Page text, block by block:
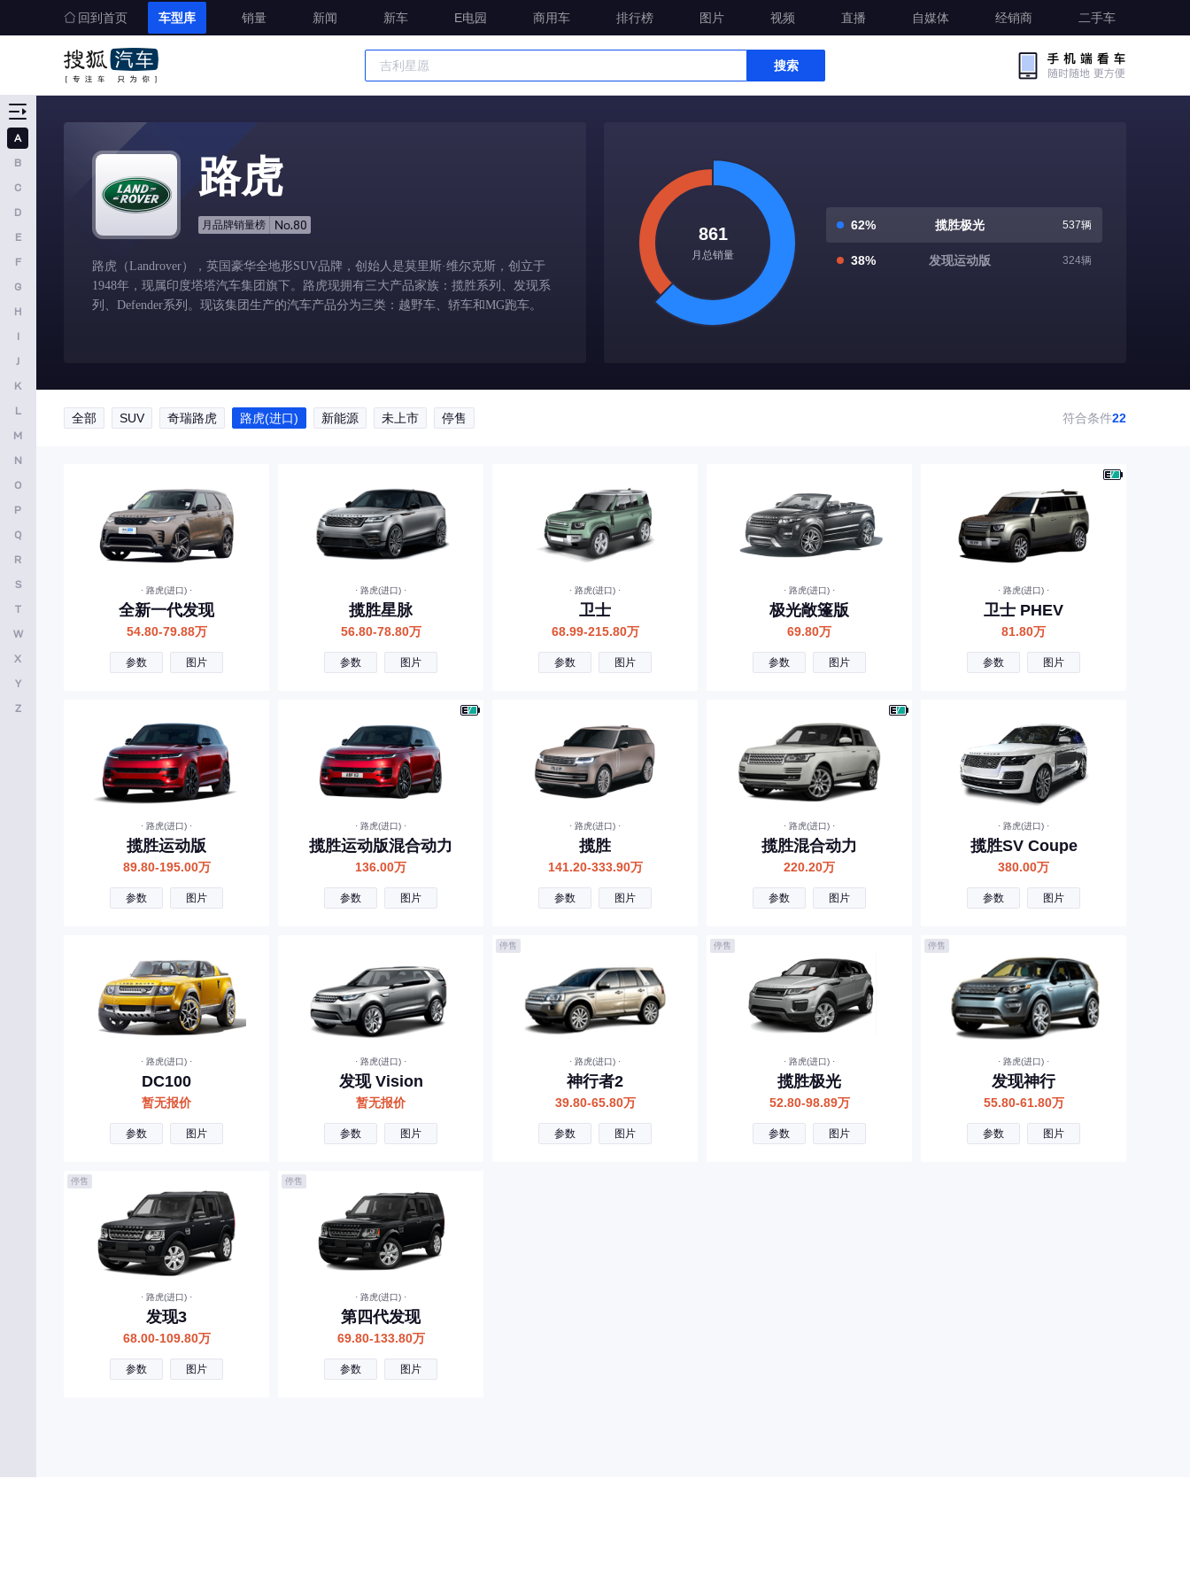
回到首页 车型库 销量 新闻 新车 E电园 商用车 排行榜 图片 视频 直播 自媒体 经销商 二手车
搜索
路虎
月品牌销量榜 No.80
路虎（Landrover），英国豪华全地形SUV品牌，创始人是莫里斯·维尔克斯，创立于
1948年，现属印度塔塔汽车集团旗下。路虎现拥有三大产品家族：揽胜系列、发现系
列、Defender系列。现该集团生产的汽车产品分为三类：越野车、轿车和MG跑车。
861
月总销量
62% 揽胜极光 537辆
38% 发现运动版 324辆
全部 SUV 奇瑞路虎 路虎(进口) 新能源 未上市 停售 符合条件22
· 路虎(进口) ·
全新一代发现
54.80-79.88万
参数 图片
· 路虎(进口) ·
揽胜星脉
56.80-78.80万
参数 图片
· 路虎(进口) ·
卫士
68.99-215.80万
参数 图片
· 路虎(进口) ·
极光敞篷版
69.80万
参数 图片
· 路虎(进口) ·
卫士 PHEV
81.80万
参数 图片
· 路虎(进口) ·
揽胜运动版
89.80-195.00万
参数 图片
· 路虎(进口) ·
揽胜运动版混合动力
136.00万
参数 图片
· 路虎(进口) ·
揽胜
141.20-333.90万
参数 图片
· 路虎(进口) ·
揽胜混合动力
220.20万
参数 图片
· 路虎(进口) ·
揽胜SV Coupe
380.00万
参数 图片
· 路虎(进口) ·
DC100
暂无报价
参数 图片
· 路虎(进口) ·
发现 Vision
暂无报价
参数 图片
· 路虎(进口) ·
神行者2
39.80-65.80万
参数 图片
停售
· 路虎(进口) ·
揽胜极光
52.80-98.89万
参数 图片
停售
· 路虎(进口) ·
发现神行
55.80-61.80万
参数 图片
停售
· 路虎(进口) ·
发现3
68.00-109.80万
参数 图片
停售
· 路虎(进口) ·
第四代发现
69.80-133.80万
参数 图片
停售
A
B
C
D
E
F
G
H
I
J
K
L
M
N
O
P
Q
R
S
T
W
X
Y
Z
埃安
阿维塔
奥迪AUDI
埃尚
安凯客车
北京越野
宾利
北汽瑞翔
长安欧尚
昌河
曹操汽车
成功汽车